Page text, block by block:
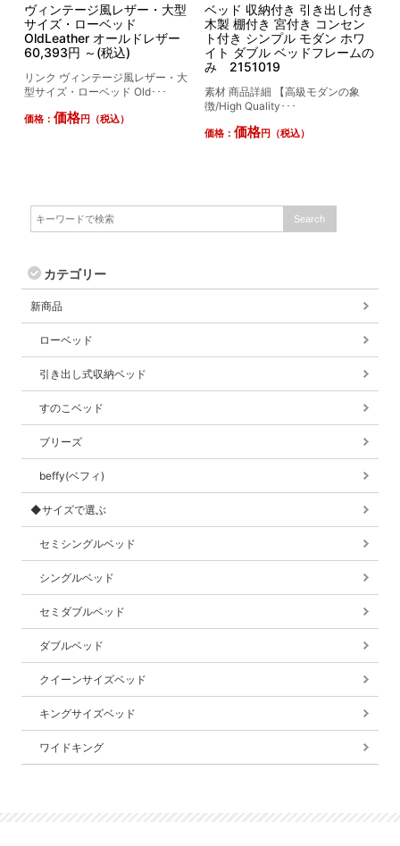
ヴィンテージ風レザー・大型
サイズ・ローベッド
OldLeather オールドレザー
60,393円 ～(税込)
リンク ヴィンテージ風レザー・大
型サイズ・ローベッド Old･･･
価格：価格円（税込）
ベッド 収納付き 引き出し付き
木製 棚付き 宮付き コンセン
ト付き シンプル モダン ホワ
イト ダブル ベッドフレームの
み 2151019
素材 商品詳細 【高級モダンの象
徴/High Quality･･･
価格： 価格円（税込）
カテゴリー
新商品
ローベッド
引き出し式収納ベッド
すのこベッド
ブリーズ
beffy(ベフィ)
◆サイズで選ぶ
セミシングルベッド
シングルベッド
セミダブルベッド
ダブルベッド
クイーンサイズベッド
キングサイズベッド
ワイドキング